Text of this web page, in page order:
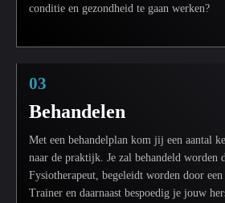
conditie en gezondheid te gaan werken?
03
Behandelen
Met een behandelplan kom jij een aantal
naar de praktijk. Je zal behandeld worden
Fysiotherapeut, begeleidt worden door een
Trainer en daarnaast bespoedig je jouw